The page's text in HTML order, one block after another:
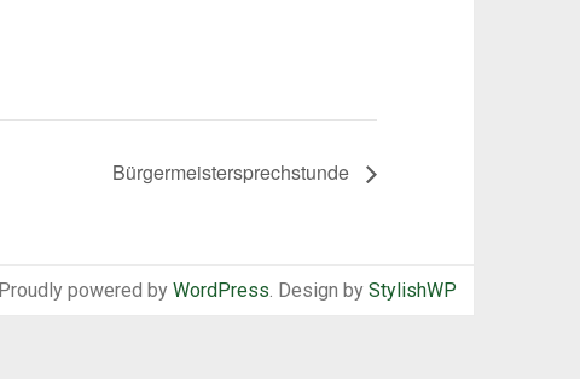
Bürgermeistersprechstunde
Proudly powered by WordPress. Design by StylishWP